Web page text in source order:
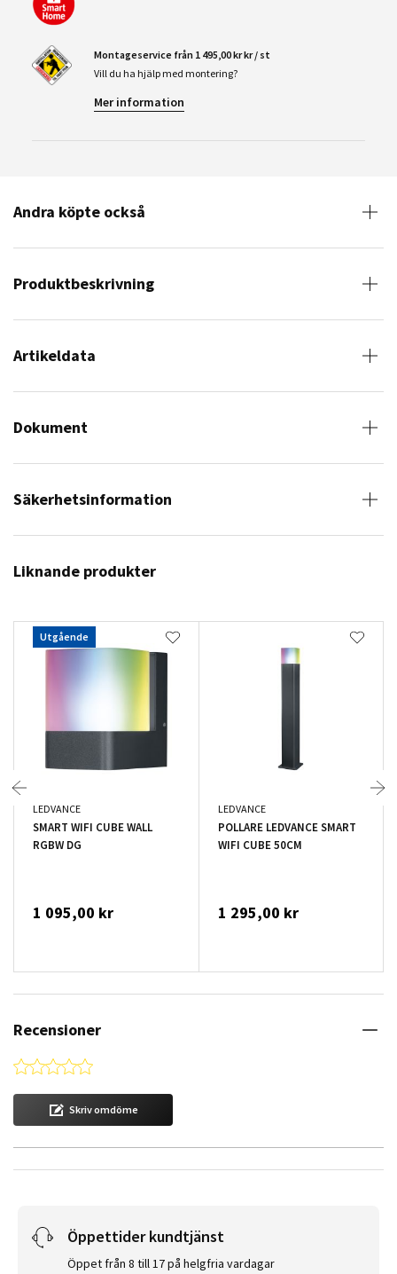
Montageservice från 1 495,00 kr kr / st
Vill du ha hjälp med montering?
Mer information
Andra köpte också
Produktbeskrivning
Artikeldata
Dokument
Säkerhetsinformation
Liknande produkter
Utgående
LEDVANCE
SMART WIFI CUBE WALL
RGBW DG
1 095,00 kr
LEDVANCE
POLLARE LEDVANCE SMART
WIFI CUBE 50CM
1 295,00 kr
Recensioner
0.0 star rating
Skriv omdöme
Öppettider kundtjänst
Öppet från 8 till 17 på helgfria vardagar